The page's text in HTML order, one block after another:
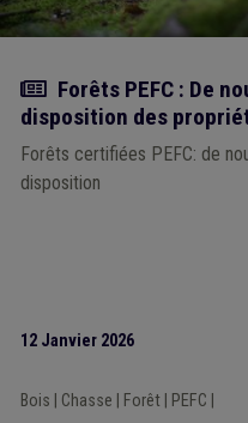
Actualité
Forêts PEFC : De
disposition des
Forêts certifiées PEFC: de
disposition
12 Janvier 2026
Bois Chasse Forêt| PEFC